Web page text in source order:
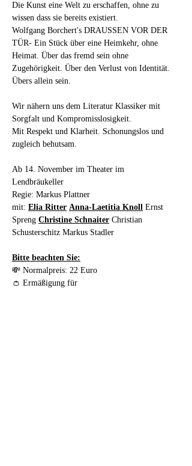
Die Kunst eine Welt zu erschaffen, ohne zu
wissen dass sie bereits existiert.
Wolfgang Borchert's DRAUSSEN VOR DER
TÜR- Ein Stück über eine Heimkehr, ohne
Heimat. Über das fremd sein ohne
Zugehörigkeit. Über den Verlust von Identität.
Übers allein sein.
Wir nähern uns dem Literatur Klassiker mit
Sorgfalt und Kompromisslosigkeit.
Mit Respekt und Klarheit. Schonungslos und
zugleich behutsam.
Ab 14. November im Theater im
Lendbräukeller
Regie: Markus Plattner
mit: Elia Ritter Anna-Laetitia Knoll Ernst
Spreng Christine Schnaiter Christian
Schusterschitz Markus Stadler
Bitte beachten Sie:
💸 Normalpreis: 22 Euro
👛 Ermäßigung für